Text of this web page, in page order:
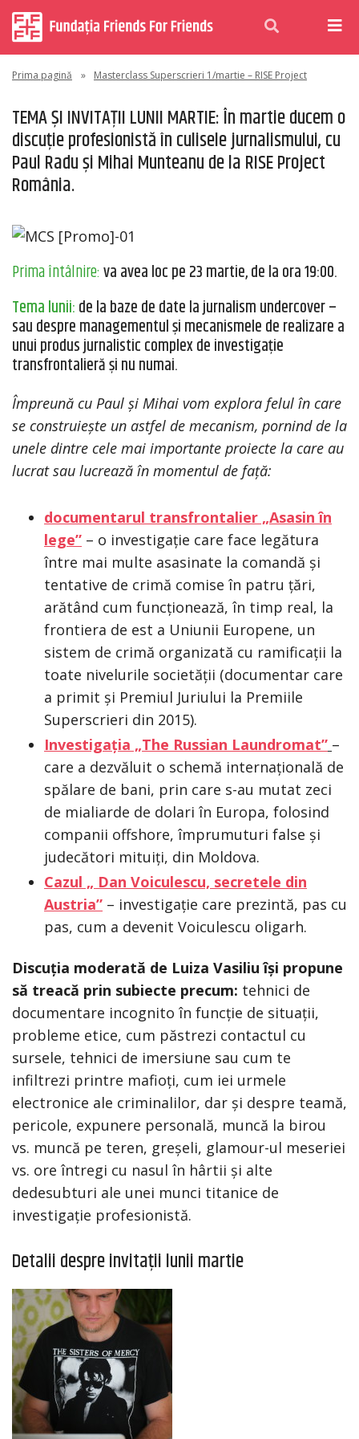
Prima pagină » Masterclass Superscrieri 1/martie – RISE Project
TEMA ȘI INVITAȚII LUNII MARTIE: În martie ducem o
discuție profesionistă în culisele jurnalismului, cu
Paul Radu și Mihai Munteanu de la RISE Project
România.
Prima întâlnire:va avea loc pe 23 martie, de la ora 19:00.
Tema lunii:de la baze de date la jurnalism undercover–
sau despre managementul și mecanismele de realizare a
unui produs jurnalistic complex de investigație
transfrontalieră și nu numai.
Împreună cu Paul și Mihai vom explora felul în care
se construiește un astfel de mecanism, pornind de la
unele dintre cele mai importante proiecte la care au
lucrat sau lucrează în momentul de față:
documentarul transfrontalier „Asasin în
lege” – o investigație care face legătura
între mai multe asasinate la comandă și
tentative de crimă comise în patru țări,
arătând cum funcționează, în timp real, la
frontiera de est a Uniunii Europene, un
sistem de crimă organizată cu ramificații la
toate nivelurile societății (documentar care
a primit și Premiul Juriului la Premiile
Superscrieri din 2015).
Investigația „The Russian Laundromat” –
care a dezvăluit o schemă internațională de
spălare de bani, prin care s-au mutat zeci
de mialiarde de dolari în Europa, folosind
companii offshore, împrumuturi false și
judecători mituiți, din Moldova.
Cazul „ Dan Voiculescu, secretele din
Austria” – investigație care prezintă, pas cu
pas, cum a devenit Voiculescu oligarh.
Discuția moderată de Luiza Vasiliu își propune
să treacă prin subiecte precum: tehnici de
documentare incognito în funcție de situații,
probleme etice, cum păstrezi contactul cu
sursele, tehnici de imersiune sau cum te
infiltrezi printre mafioți, cum iei urmele
electronice ale criminalilor, dar și despre teamă,
pericole, expunere personală, muncă la birou
vs. muncă pe teren, greșeli, glamour-ul meseriei
vs. ore întregi cu nasul în hârtii și alte
dedesubturi ale unei munci titanice de
investigație profesionistă.
Detalii despre invitații lunii martie